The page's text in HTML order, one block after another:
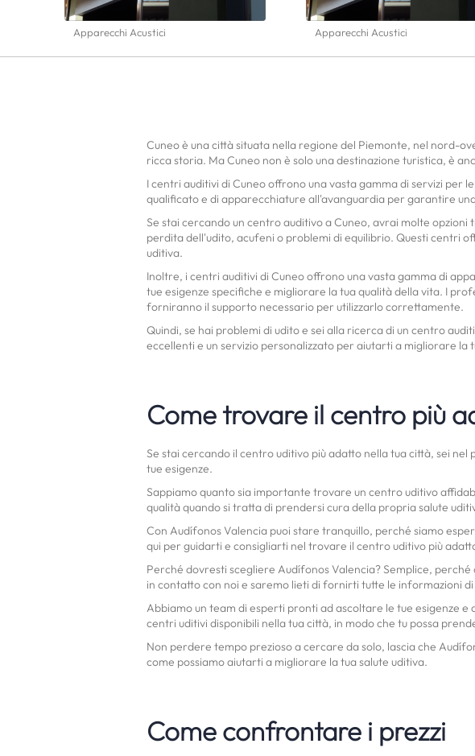
Apparecchi Acustici Apparecchi Acustici
Cuneo è una città situata nella regione del Piemonte, nel nord-
ricca storia. Ma Cuneo non è solo una destinazione turistica, è
I centri auditivi di Cuneo offrono una vasta gamma di servizi
qualificato e di apparecchiature all'avanguardia per garantire
Se stai cercando un centro auditivo a Cuneo, avrai molte
perdita dell'udito, acufeni o problemi di equilibrio. Questi centri
uditiva.
Inoltre, i centri auditivi di Cuneo offrono una vasta gamma di
tue esigenze specifiche e migliorare la tua qualità della vita. I
forniranno il supporto necessario per utilizzarlo correttamente.
Quindi, se hai problemi di udito e sei alla ricerca di un centro
eccellenti e un servizio personalizzato per aiutarti a migliorare la
Come trovare il centro più
Se stai cercando il centro uditivo più adatto nella tua città, sei
tue esigenze.
Sappiamo quanto sia importante trovare un centro uditivo
qualità quando si tratta di prendersi cura della propria salute
Con Audífonos Valencia puoi stare tranquillo, perché siamo
qui per guidarti e consigliarti nel trovare il centro uditivo più
Perché dovresti scegliere Audífonos Valencia? Semplice,
in contatto con noi e saremo lieti di fornirti tutte le informazioni di
Abbiamo un team di esperti pronti ad ascoltare le tue esigenze
centri uditivi disponibili nella tua città, in modo che tu possa
Non perdere tempo prezioso a cercare da solo, lascia che
come possiamo aiutarti a migliorare la tua salute uditiva.
Come confrontare i prezzi